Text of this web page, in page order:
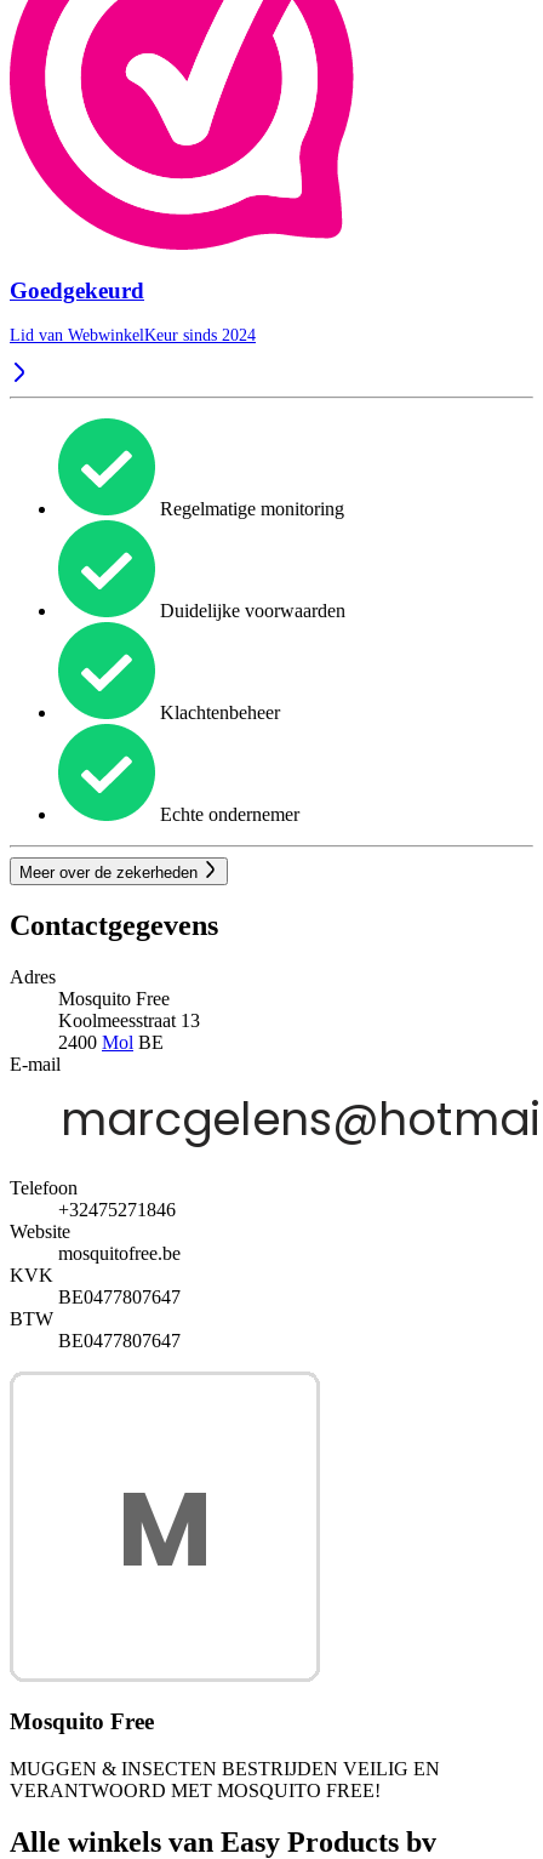
Goedgekeurd
Lid van WebwinkelKeur sinds 2024
Regelmatige monitoring
Duidelijke voorwaarden
Klachtenbeheer
Echte ondernemer
Meer over de zekerheden
Contactgegevens
Adres
Mosquito Free
Koolmeesstraat 13
2400 Mol BE
E-mail
Telefoon
+32475271846
Website
mosquitofree.be
KVK
BE0477807647
BTW
BE0477807647
Mosquito Free
MUGGEN & INSECTEN BESTRIJDEN VEILIG EN
VERANTWOORD MET MOSQUITO FREE!
Alle winkels van Easy Products bv